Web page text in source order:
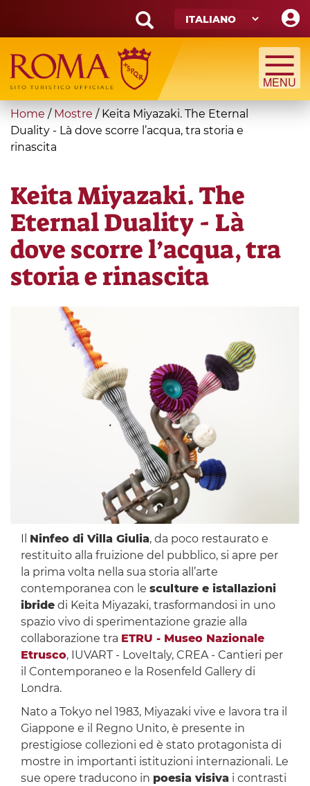
main
content
Search
form
Cerca
You
are
here
Home / Mostre / Keita Miyazaki. The Eternal
Duality - Là dove scorre l’acqua, tra storia e
rinascita
Keita Miyazaki. The
Eternal Duality - Là
dove scorre l’acqua, tra
storia e rinascita
Ninfeo di Villa Giulia, da poco restaurato e
restituito alla fruizione del pubblico, si apre per
la prima volta nella sua storia all’arte
contemporanea con le sculture e istallazioni
ibridedi Keita Miyazaki, trasformandosi in uno
spazio vivo di sperimentazione grazie alla
collaborazione tra ETRU - Museo Nazionale
Etrusco, IUVART - LoveItaly, CREA - Cantieri per
il Contemporaneo e la Rosenfeld Gallery di
Londra.
Nato a Tokyo nel 1983, Miyazaki vive e lavora tra il
Giappone e il Regno Unito, è presente in
prestigiose collezioni ed è stato protagonista di
mostre in importanti istituzioni internazionali. Le
sue opere traducono in poesia visiva i contrasti